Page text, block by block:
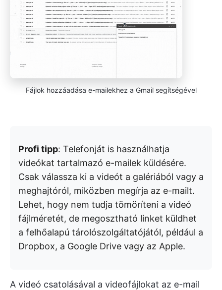
Fájlok hozzáadása e-mailekhez a Gmail segítségével
Profi tipp: Telefonját is használhatja
videókat tartalmazó e-mailek küldésére.
Csak válassza ki a videót a galériából vagy a
meghajtóról, miközben megírja az e-mailt.
Lehet, hogy nem tudja tömöríteni a videó
fájlméretét, de megosztható linket küldhet
a felhőalapú tárolószolgáltatójától, például a
Dropbox, a Google Drive vagy az Apple.
A videó csatolásával a videofájlokat az e-mail